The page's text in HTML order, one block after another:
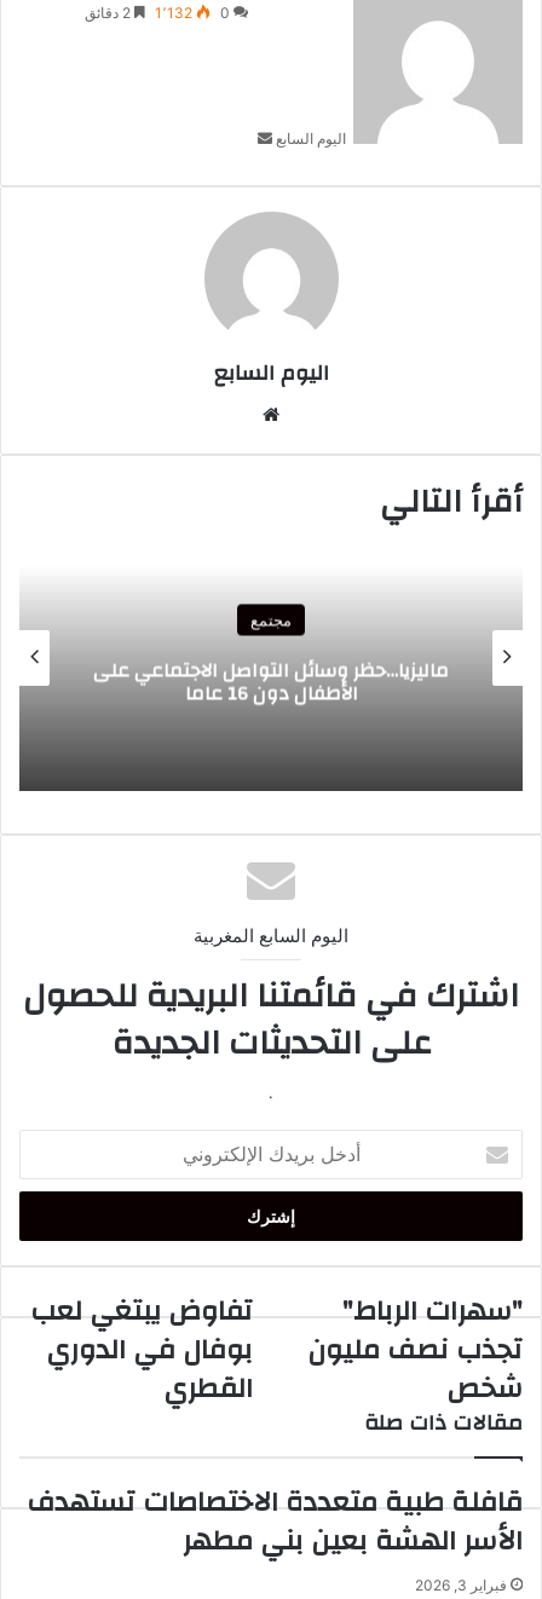
اليوم السابع
بريدا 0
1٬132
اليوم السابع
أقرأ التالي
مجتمع
السويد…هيئة الصحة العامة تحث الأهالي
على ترك هواتفهم جانبا في حضور أطفالهم
اليوم السابع المغربية
اشترك في قائمتنا البريدية للحصول
على التحديثات الجديدة
.
بريدك
الإلكتروني
"سهرات
تجذب
نصف
شخص
"سهرات الرباط"
تجذب نصف مليون
شخص
تفاوض
لعب
بوفال
القطري
تفاوض يبتغي لعب
بوفال في الدوري
القطري
مقالات ذات صلة
قافلة طبية متعددة الاختصاصات تستهدف
الأسر الهشة بعين بني مطهر
فبراير 3, 2026